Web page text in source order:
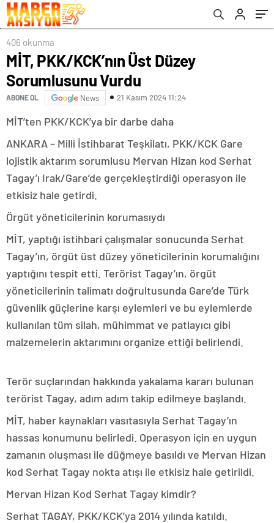
406 okunma
MİT, PKK/KCK’nın Üst Düzey
Sorumlusunu Vurdu
ABONE OL News 21 Kasım 2024 11:24
MİT’ten PKK/KCK’ya bir darbe daha
ANKARA – Milli İstihbarat Teşkilatı, PKK/KCK Gare
lojistik aktarım sorumlusu Mervan Hizan kod Serhat
Tagay’ı Irak/Gare’de gerçekleştirdiği operasyon ile
etkisiz hale getirdi.
Örgüt yöneticilerinin korumasıydı
MİT, yaptığı istihbari çalışmalar sonucunda Serhat
Tagay’ın, örgüt üst düzey yöneticilerinin korumalığını
yaptığını tespit etti. Terörist Tagay’ın, örgüt
yöneticilerinin talimatı doğrultusunda Gare’de Türk
güvenlik güçlerine karşı eylemleri ve bu eylemlerde
kullanılan tüm silah, mühimmat ve patlayıcı gibi
malzemelerin aktarımını organize ettiği belirlendi.
Terör suçlarından hakkında yakalama kararı bulunan
terörist Tagay, adım adım takip edilmeye başlandı.
MİT, haber kaynakları vasıtasıyla Serhat Tagay’ın
hassas konumunu belirledi. Operasyon için en uygun
zamanın oluşması ile düğmeye basıldı ve Mervan Hizan
kod Serhat Tagay nokta atışı ile etkisiz hale getirildi.
Mervan Hizan Kod Serhat Tagay kimdir?
Serhat TAGAY, PKK/KCK’ya 2014 yılında katıldı.